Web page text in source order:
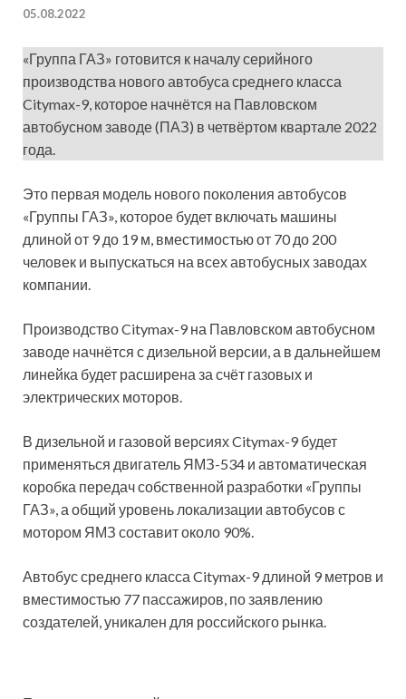
05.08.2022
«Группа ГАЗ» готовится к началу серийного
производства нового автобуса среднего класса
Citymax-9, которое начнётся на Павловском
автобусном заводе (ПАЗ) в четвёртом квартале 2022
года.
Это первая модель нового поколения автобусов
«Группы ГАЗ», которое будет включать машины
длиной от 9 до 19 м, вместимостью от 70 до 200
человек и выпускаться на всех автобусных заводах
компании.
Производство Citymax-9 на Павловском автобусном
заводе начнётся с дизельной версии, а в дальнейшем
линейка будет расширена за счёт газовых и
электрических моторов.
В дизельной и газовой версиях Citymax-9 будет
применяться двигатель ЯМЗ-534 и автоматическая
коробка передач собственной разработки «Группы
ГАЗ», а общий уровень локализации автобусов с
мотором ЯМЗ составит около 90%.
Автобус среднего класса Citymax-9 длиной 9 метров и
вместимостью 77 пассажиров, по заявлению
создателей, уникален для российского рынка.